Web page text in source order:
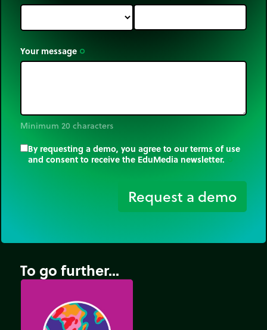
aantrekkingskracht van de aarde. Zonder dat
de grens duidelijk is vastgesteld, markeert het
begin van de exosfeer ook het begin van de
ruimte. De meerderheid van de satellieten, op
een hoogte tussen 800 km en 36000
Your message trip_origin
Minimum 20 characters
By requesting a demo, you agree to our terms of use
and consent to receive the EduMedia newsletter.
Request a demo
To go further...